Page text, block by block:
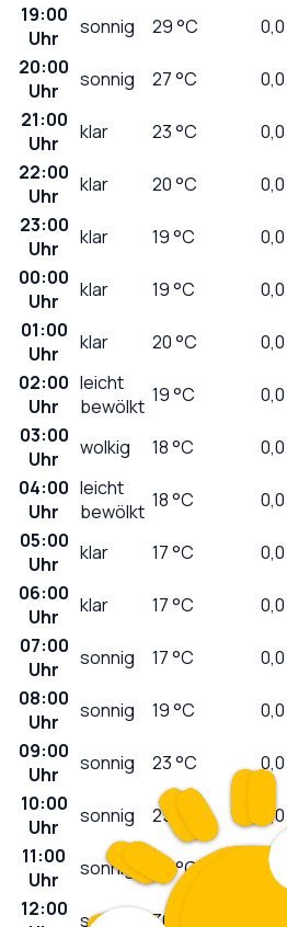
19:00
Uhr
sonnig 29°C 0,0
20:00
Uhr
sonnig 27°C 0,0
21:00
Uhr
klar 23°C 0,0
22:00
Uhr
klar 20°C 0,0
23:00
Uhr
klar 19°C 0,0
00:00
Uhr
klar 19°C 0,0
01:00
Uhr
klar 20°C 0,0
02:00
Uhr
leicht
bewölkt 19°C 0,0
03:00
Uhr
wolkig 18°C 0,0
04:00
Uhr
leicht
bewölkt 18°C 0,0
05:00
Uhr
klar 17°C 0,0
06:00
Uhr
klar 17°C 0,0
07:00
Uhr
sonnig 17°C 0,0
08:00
Uhr
sonnig 19°C 0,0
09:00
Uhr
sonnig 23°C 0,0
10:00
Uhr
sonnig 25 0,0
11:00
Uhr
sonnig °C 0,0
12:00 sonnig 30